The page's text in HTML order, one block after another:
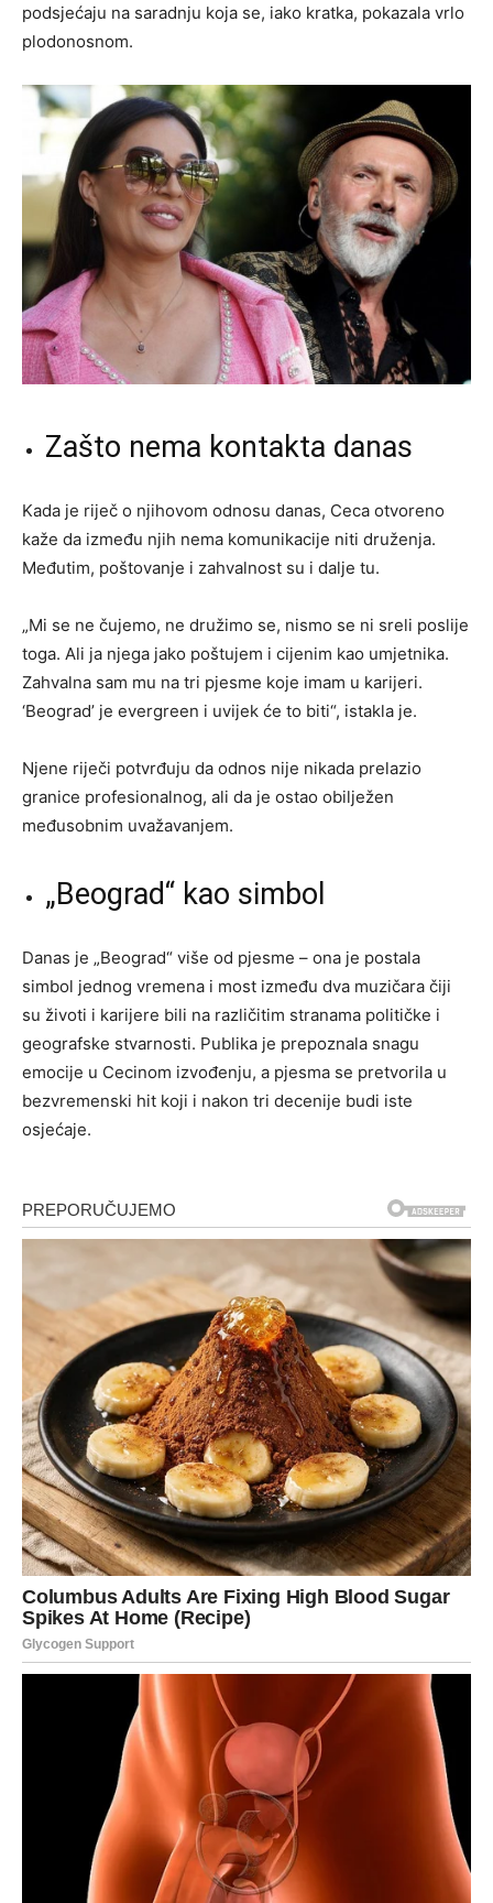
podsjećaju na saradnju koja se, iako kratka, pokazala vrlo
plodonosnom.
Zašto nema kontakta danas
Kada je riječ o njihovom odnosu danas, Ceca otvoreno
kaže da između njih nema komunikacije niti druženja.
Međutim, poštovanje i zahvalnost su i dalje tu.
„Mi se ne čujemo, ne družimo se, nismo se ni sreli poslije
toga. Ali ja njega jako poštujem i cijenim kao umjetnika.
Zahvalna sam mu na tri pjesme koje imam u karijeri.
‘Beograd’ je evergreen i uvijek će to biti“, istakla je.
Njene riječi potvrđuju da odnos nije nikada prelazio
granice profesionalnog, ali da je ostao obilježen
međusobnim uvažavanjem.
„Beograd“ kao simbol
Danas je „Beograd“ više od pjesme – ona je postala
simbol jednog vremena i most između dva muzičara čiji
su životi i karijere bili na različitim stranama političke i
geografske stvarnosti. Publika je prepoznala snagu
emocije u Cecinom izvođenju, a pjesma se pretvorila u
bezvremenski hit koji i nakon tri decenije budi iste
osjećaje.